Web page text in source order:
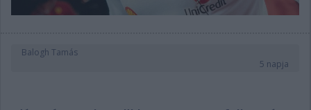
Balogh Tamás
5 napja